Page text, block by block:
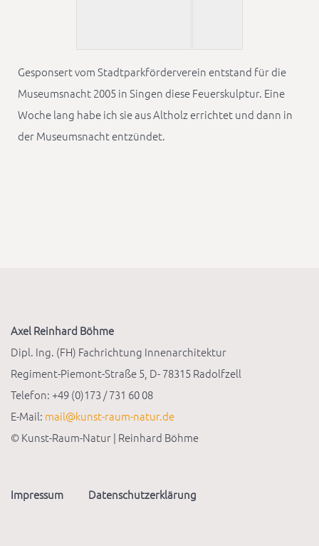
Gesponsert vom Stadtparkförderverein entstand für die
Museumsnacht 2005 in Singen diese Feuerskulptur. Eine
Woche lang habe ich sie aus Altholz errichtet und dann in
der Museumsnacht entzündet.
Axel Reinhard Böhme
Dipl. Ing. (FH) Fachrichtung Innenarchitektur
Regiment-Piemont-Straße 5, D- 78315 Radolfzell
Telefon: +49 (0)173 / 731 60 08
E-Mail: mail@kunst-raum-natur.de
© Kunst-Raum-Natur | Reinhard Böhme
Impressum Datenschutzerklärung